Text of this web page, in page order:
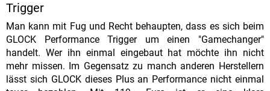
Trigger
Man kann mit Fug und Recht behaupten, dass es sich beim
GLOCK Performance Trigger um einen "Gamechanger"
handelt. Wer ihn einmal eingebaut hat möchte ihn nicht
mehr missen. Im Gegensatz zu manch anderen Herstellern
lässt sich GLOCK dieses Plus an Performance nicht einmal